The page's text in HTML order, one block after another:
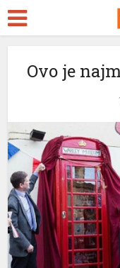
Ovo je